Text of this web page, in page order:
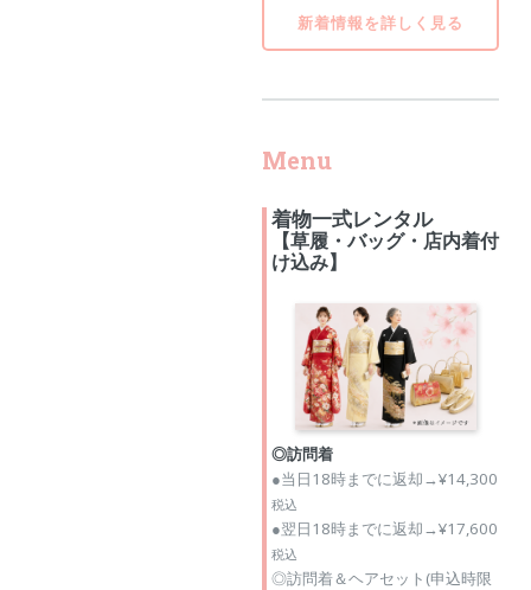
新着情報を詳しく見る
Menu
着物一式レンタル
【草履・バッグ・店内着付
け込み】
◎訪問着
●当日18時までに返却→¥14,300
税込
●翌日18時までに返却→¥17,600
税込
◎訪問着＆ヘアセット(申込時限